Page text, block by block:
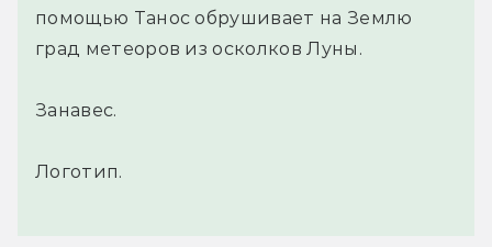
помощью Танос обрушивает на Землю
град метеоров из осколков Луны.
Занавес.
Логотип.